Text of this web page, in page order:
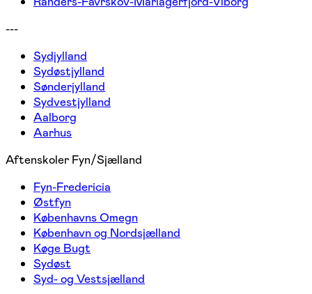
---
Sydjylland
Sydøstjylland
Sønderjylland
Sydvestjylland
Aalborg
Aarhus
Aftenskoler Fyn/Sjælland
Fyn-Fredericia
Østfyn
Københavns Omegn
København og Nordsjælland
Køge Bugt
Sydøst
Syd- og Vestsjælland